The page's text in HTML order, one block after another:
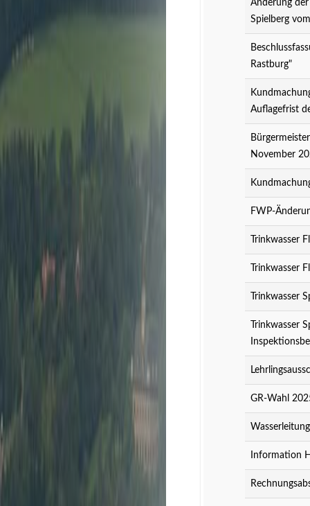
Änderung
Spielberg
Rastburg"
Auflagefrist
November
FWP-
Trinkwasser
Trinkwasser
Trinkwasser
Trinkwasser
GR-Wahl
Information